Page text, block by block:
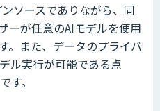
ソースでありながら、同
ーが任意のAIモデルを使用
。また、データのプライバ
ル実行が可能である点
す。